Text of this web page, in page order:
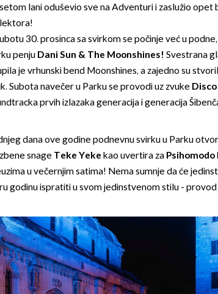
lani oduševio sve na Adventuri i zaslužio opet
30. prosinca sa svirkom se počinje već u
penju Dani Sun & The Moonshines! Svestrana
je vrhunski bend Moonshines, a zajedno su
Subota navečer u Parku se provodi uz zvuke
prvih izlazaka generacija i generacija
dana ove godine podnevnu svirku u Parku
snage Teke Yeke kao uvertira za Psihomodo
u večernjim satima! Nema sumnje da će
godinu ispratiti u svom jedinstvenom stilu -